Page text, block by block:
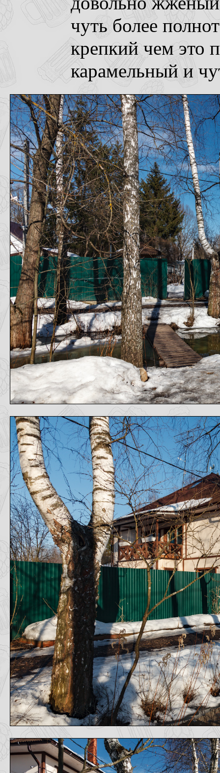
чуть более
крепкий чем это
карамельный и